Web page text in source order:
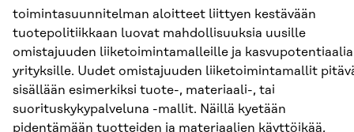
toimintasuunnitelman aloitteet liittyen kestävään
tuotepolitiikkaan luovat mahdollisuuksia uusille
omistajuuden liiketoimintamalleille ja kasvupotentiaalia
yrityksille. Uudet omistajuuden liiketoimintamallit
sisällään esimerkiksi tuote-, materiaali-, tai
suorituskykypalveluna -mallit. Näillä kyetään
pidentämään tuotteiden ja materiaalien käyttöikää,